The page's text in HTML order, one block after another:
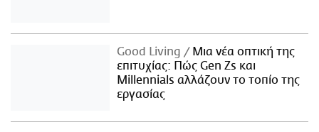
Good Living
Μια νέα οπτική της
επιτυχίας: Πώς Gen Zs και
Millennials αλλάζουν το τοπίο της
εργασίας